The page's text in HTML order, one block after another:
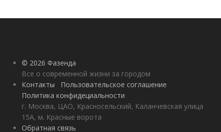
© 2026 Фазенда
Все о современной жизни за городом
Контакты
Пользовательское соглашение
Политика конфидециальности
г. Москва, ЦАО, Красносельский, Каланчевская улица
15А, м. Красные ворота
Обратная связь